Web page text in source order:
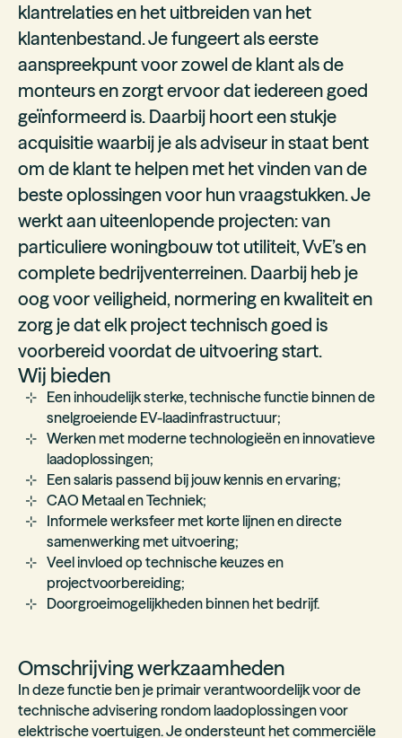
klantrelaties en het uitbreiden van het
klantenbestand. Je fungeert als eerste
aanspreekpunt voor zowel de klant als de
monteurs en zorgt ervoor dat iedereen goed
geïnformeerd is. Daarbij hoort een stukje
acquisitie waarbij je als adviseur in staat bent
om de klant te helpen met het vinden van de
beste oplossingen voor hun vraagstukken. Je
werkt aan uiteenlopende projecten: van
particuliere woningbouw tot utiliteit, VvE’s en
complete bedrijventerreinen. Daarbij heb je
oog voor veiligheid, normering en kwaliteit en
zorg je dat elk project technisch goed is
voorbereid voordat de uitvoering start.
Wij bieden
Een inhoudelijk sterke, technische functie binnen de
snelgroeiende EV-laadinfrastructuur;
Werken met moderne technologieën en innovatieve
laadoplossingen;
Een salaris passend bij jouw kennis en ervaring;
CAO Metaal en Techniek;
Informele werksfeer met korte lijnen en directe
samenwerking met uitvoering;
Veel invloed op technische keuzes en
projectvoorbereiding;
Doorgroeimogelijkheden binnen het bedrijf.
Omschrijving werkzaamheden
In deze functie ben je primair verantwoordelijk voor de
technische advisering rondom laadoplossingen voor
elektrische voertuigen. Je ondersteunt het commerciële